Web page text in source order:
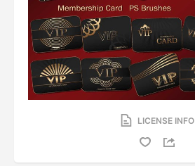
LICENSE INFO